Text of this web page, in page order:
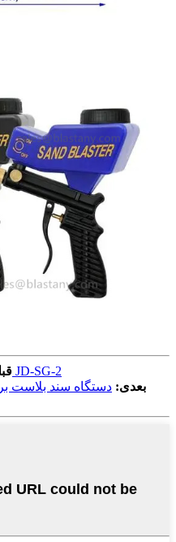
تفنگ سندبلاست فشار قوی JD-SG-2
بعدی: دستگاه سند بلاست